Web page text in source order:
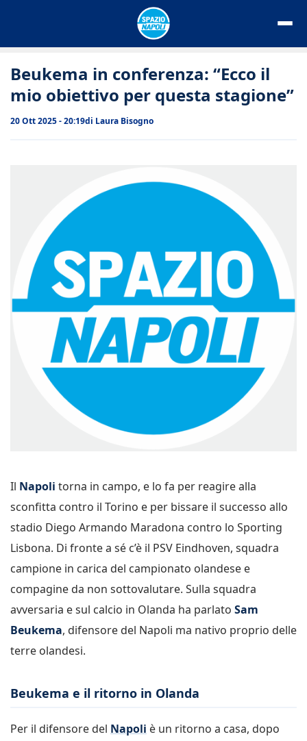
Beukema in conferenza: “Ecco il
mio obiettivo per questa stagione”
20 Ott 2025 - 20:19di Laura Bisogno
Il Napoli torna in campo, e lo fa per reagire alla
sconfitta contro il Torino e per bissare il successo allo
stadio Diego Armando Maradona contro lo Sporting
Lisbona. Di fronte a sé c’è il PSV Eindhoven, squadra
campione in carica del campionato olandese e
compagine da non sottovalutare. Sulla squadra
avversaria e sul calcio in Olanda ha parlato Sam
Beukema, difensore del Napoli ma nativo proprio delle
terre olandesi.
Beukema e il ritorno in Olanda
Per il difensore del Napoli è un ritorno a casa, dopo